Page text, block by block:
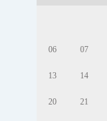
06 07
13 14
20 21